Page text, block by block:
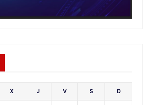
X J V S D